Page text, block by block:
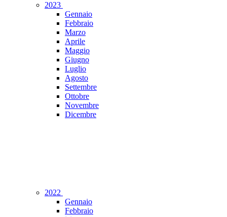
2023
Gennaio
Febbraio
Marzo
Aprile
Maggio
Giugno
Luglio
Agosto
Settembre
Ottobre
Novembre
Dicembre
2022
Gennaio
Febbraio